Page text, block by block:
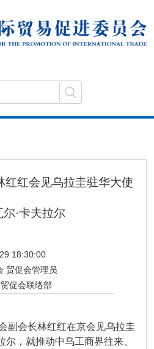
红红会见乌拉圭驻华大使
尔·卡夫拉尔
18:30:00
贸促会管理员
促会联络部
副会长林红红在京会见乌拉圭
尔，就推动中乌工商界往来、